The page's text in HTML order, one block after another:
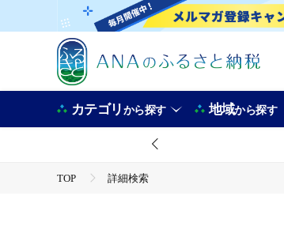
カテゴリから探す 地域から探す
TOP 詳細検索